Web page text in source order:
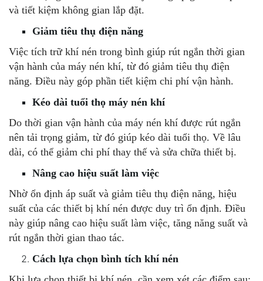
và tiết kiệm không gian lắp đặt.
Giảm tiêu thụ điện năng
Việc tích trữ khí nén trong bình giúp rút ngắn thời gian
vận hành của máy nén khí, từ đó giảm tiêu thụ điện
năng. Điều này góp phần tiết kiệm chi phí vận hành.
Kéo dài tuổi thọ máy nén khí
Do thời gian vận hành của máy nén khí được rút ngắn
nên tải trọng giảm, từ đó giúp kéo dài tuổi thọ. Về lâu
dài, có thể giảm chi phí thay thế và sửa chữa thiết bị.
Nâng cao hiệu suất làm việc
Nhờ ổn định áp suất và giảm tiêu thụ điện năng, hiệu
suất của các thiết bị khí nén được duy trì ổn định. Điều
này giúp nâng cao hiệu suất làm việc, tăng năng suất và
rút ngắn thời gian thao tác.
Cách lựa chọn bình tích khí nén